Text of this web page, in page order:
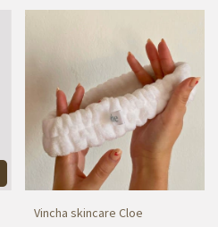
Vincha skincare Cloe